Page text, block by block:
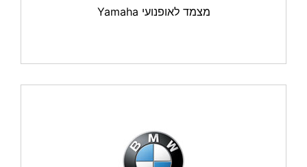
מצמד לאופנועי Yamaha